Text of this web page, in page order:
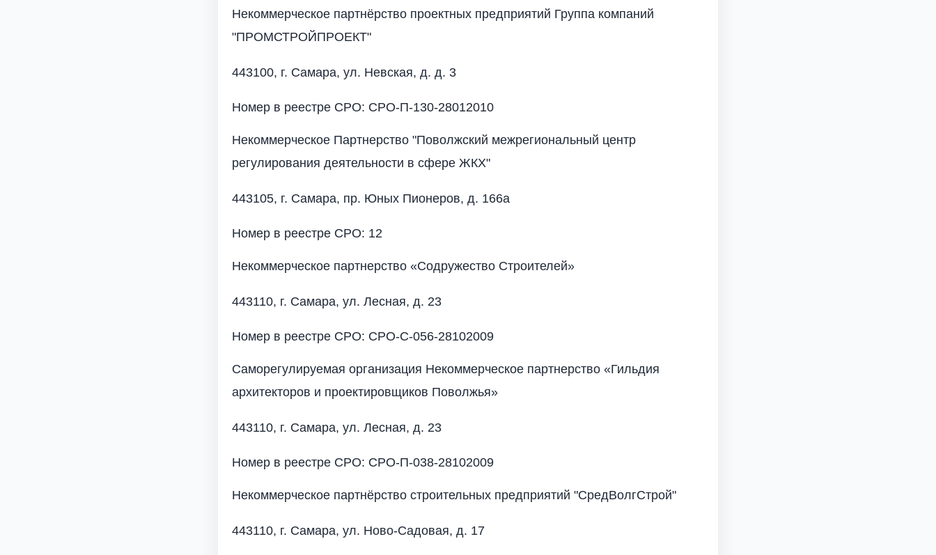
Некоммерческое партнёрство проектных предприятий Группа компаний
"ПРОМСТРОЙПРОЕКТ"
443100, г. Самара, ул. Невская, д. д. 3
Номер в реестре СРО: СРО-П-130-28012010
Некоммерческое Партнерство "Поволжский межрегиональный центр
регулирования деятельности в сфере ЖКХ"
443105, г. Самара, пр. Юных Пионеров, д. 166а
Номер в реестре СРО: 12
Некоммерческое партнерство «Содружество Строителей»
443110, г. Самара, ул. Лесная, д. 23
Номер в реестре СРО: СРО-С-056-28102009
Саморегулируемая организация Некоммерческое партнерство «Гильдия
архитекторов и проектировщиков Поволжья»
443110, г. Самара, ул. Лесная, д. 23
Номер в реестре СРО: СРО-П-038-28102009
Некоммерческое партнёрство строительных предприятий "СредВолгСтрой"
443110, г. Самара, ул. Ново-Садовая, д. 17